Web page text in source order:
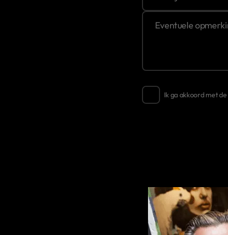
Ik ga akkoord met de